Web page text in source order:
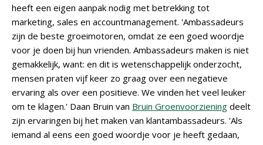
heeft een eigen aanpak nodig met betrekking tot
marketing, sales en accountmanagement. 'Ambassadeurs
zijn de beste groeimotoren, omdat ze een goed woordje
voor je doen bij hun vrienden. Ambassadeurs maken is niet
gemakkelijk, want: en dit is wetenschappelijk onderzocht,
mensen praten vijf keer zo graag over een negatieve
ervaring als over een positieve. We vinden het veel leuker
om te klagen.' Daan Bruin van Bruin Groenvoorziening deelt
zijn ervaringen bij het maken van klantambassadeurs. 'Als
iemand al eens een goed woordje voor je heeft gedaan,